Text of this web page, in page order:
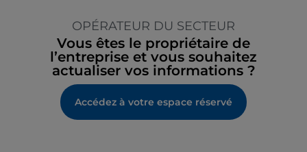
OPÉRATEUR DU SECTEUR
Vous êtes le propriétaire de
l’entreprise et vous souhaitez
actualiser vos informations ?
Accédez à votre espace réservé